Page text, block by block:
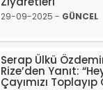
29-09-2025 - GÜNCEL
Serap Ülkü
Rize’den Yanıt:
Çayımızı